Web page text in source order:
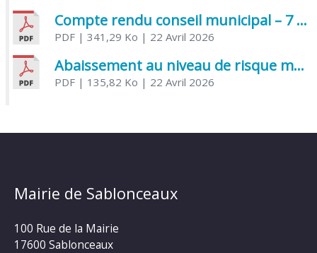
Compte rendu conseil municipal – 7 avril 2026
PDF| 341,29 Ko | 22 Avril 2026
Abaissement au niveau de risque modéré de l’Influenza aviaire
PDF| 135,82 Ko | 22 Avril 2026
Mairie de Sablonceaux
100 Rue de la Mairie
17600 Sablonceaux